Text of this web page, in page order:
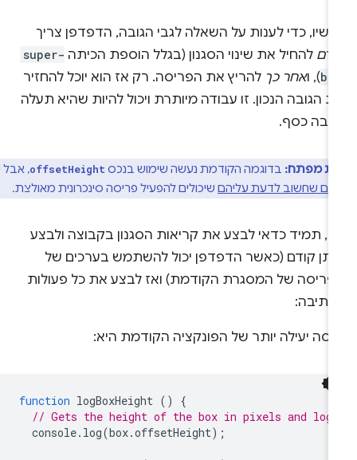
כדי לענות על השאלה לגבי הגובה, הדפדפן צריך
להחיל את שינוי הסגנון (בגלל הוספת הכיתהsuper-
), ואחר כך להריץ את הפריסה. רק אז הוא יוכל להחזיר
הגובה הנכון. זו עבודה מיותרת ויכול להיות שהיא תעלה
כסף.
מפתח:בדוגמה הקודמת נעשה שימוש בנכסoffsetHeight, אבל יש
שחשוב לדעת עליהםשיכולים להפעיל פריסה סינכרונית מאולצת.
תמיד כדאי לבצע את קריאות הסגנון בקבוצה ולבצע
קודם (כאשר הדפדפן יכול להשתמש בערכים של
של המסגרת הקודמת) ואז לבצע את כל פעולות
יעילה יותר של הפונקציה הקודמת היא:
function logBoxHeight ()
// Gets the height of the box in pixels and
console.log(box.offsetHeight